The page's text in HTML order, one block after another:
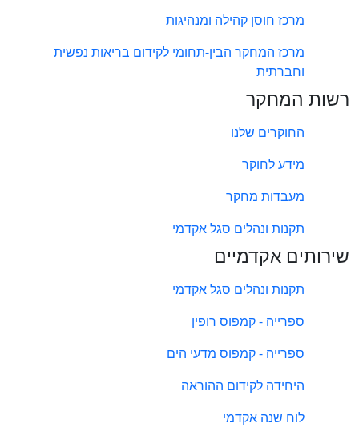
מרכז חוסן קהילה ומנהיגות
מרכז המחקר הבין-תחומי לקידום בריאות נפשית
וחברתית
רשות המחקר
החוקרים שלנו
מידע לחוקר
מעבדות מחקר
תקנות ונהלים סגל אקדמי
שירותים אקדמיים
תקנות ונהלים סגל אקדמי
ספרייה - קמפוס רופין
ספרייה - קמפוס מדעי הים
היחידה לקידום ההוראה
לוח שנה אקדמי